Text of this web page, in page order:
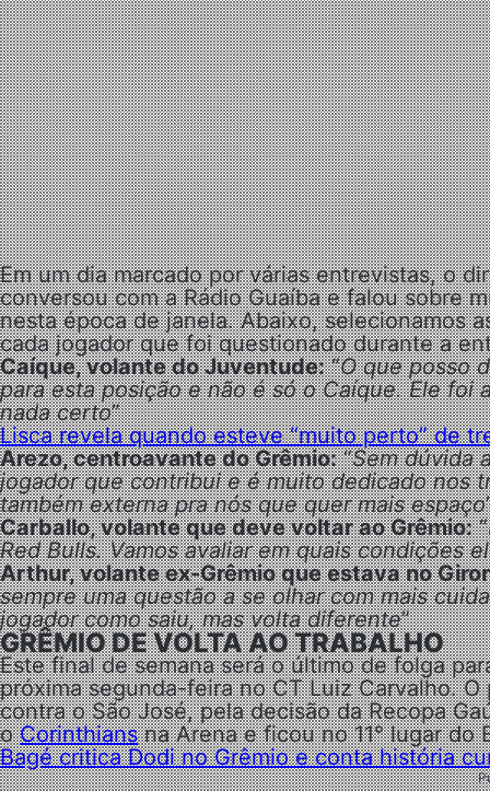
Em um dia marcado por várias entrevistas, o
conversou com a Rádio Guaíba e falou sobre
nesta época de janela. Abaixo, selecionamos
cada jogador que foi questionado durante a
Caíque, volante do Juventude:“O que posso
para esta posição e não é só o Caíque. Ele foi
nada certo”
Lisca revela quando esteve “muito perto” de
Arezo, centroavante do Grêmio:“Sem dúvida
jogador que contribui e é muito dedicado nos
também externa pra nós que quer mais espaço
Carballo, volante que deve voltar ao Grêmio:“
Red Bulls. Vamos avaliar em quais condições
Arthur, volante ex-Grêmio que estava no
sempre uma questão a se olhar com mais
jogador como saiu, mas volta diferente”
GRÊMIO DE VOLTA AO TRABALHO
Este final de semana será o último de folga
próxima segunda-feira no CT Luiz Carvalho.
contra o São José, pela decisão da Recopa
oCorinthiansna Arena e ficou no 11° lugar do
Bagé critica Dodi no Grêmio e conta história